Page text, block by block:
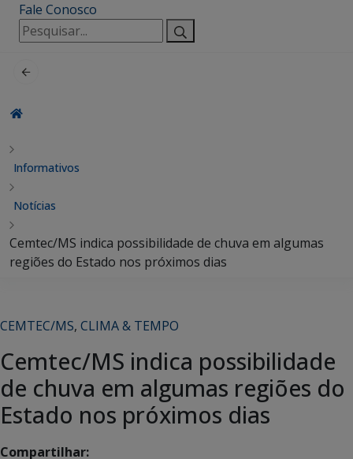
Fale Conosco
Pesquisar
por:
Informativos
Notícias
Cemtec/MS indica possibilidade de chuva em algumas
regiões do Estado nos próximos dias
CEMTEC/MS, CLIMA & TEMPO
Cemtec/MS indica possibilidade
de chuva em algumas regiões do
Estado nos próximos dias
Compartilhar: